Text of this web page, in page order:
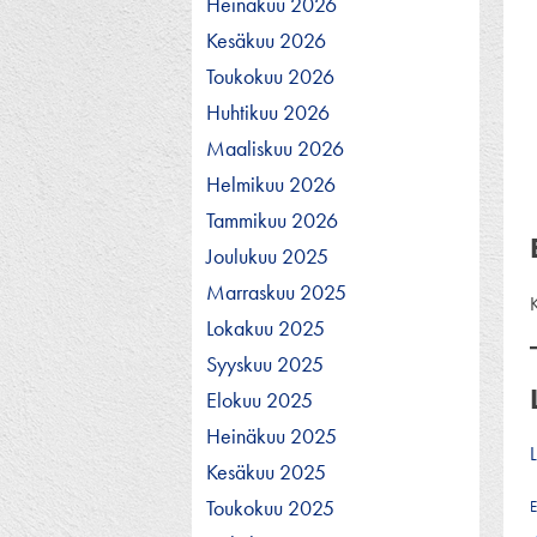
Kesäkuu 2026
Toukokuu 2026
Huhtikuu 2026
Maaliskuu 2026
Helmikuu 2026
Tammikuu 2026
Joulukuu 2025
Marraskuu 2025
Lokakuu 2025
Syyskuu 2025
Elokuu 2025
Heinäkuu 2025
Kesäkuu 2025
Toukokuu 2025